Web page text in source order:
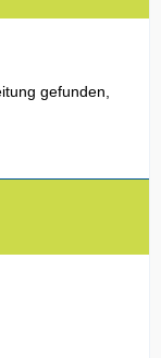
gefunden,